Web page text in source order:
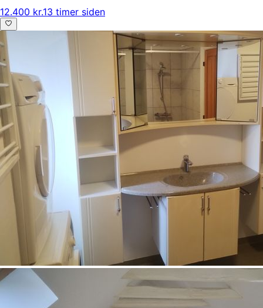
12.400 kr.13 timer siden